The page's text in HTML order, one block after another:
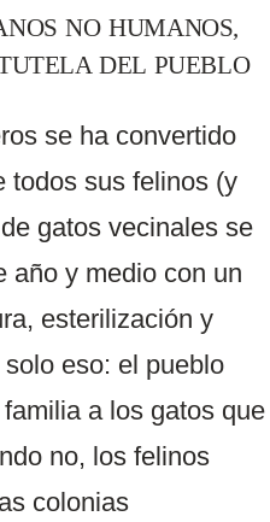
NO HUMANOS,
DEL PUEBLO
se ha convertido
todos sus felinos (y
gatos vecinales se
año y medio con un
esterilización y
eso: el pueblo
a los gatos que
no, los felinos
colonias